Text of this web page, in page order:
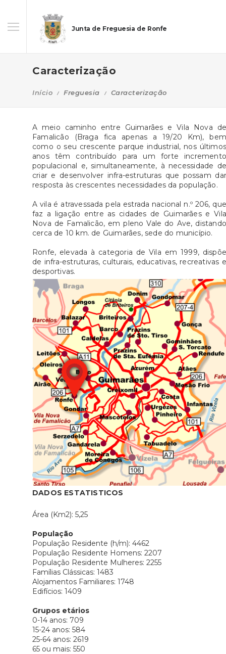
Junta de Freguesia de Ronfe
Caracterização
Início Freguesia Caracterização
A meio caminho entre Guimarães e Vila Nova de
Famalicão (Braga fica apenas a 19/20 Km), bem
como o seu crescente parque industrial, nos últimos
anos têm contribuído para um forte incremento
populacional e, simultaneamente, à necessidade de
criar e desenvolver infra-estruturas que possam dar
resposta às crescentes necessidades da população.
A vila é atravessada pela estrada nacional n.º 206, que
faz a ligação entre as cidades de Guimarães e Vila
Nova de Famalicão, em pleno Vale do Ave, distando
cerca de 10 km. de Guimarães, sede do município.
Ronfe, elevada à categoria de Vila em 1999, dispõe
de infra-estruturas, culturais, educativas, recreativas e
desportivas.
DADOS ESTATISTICOS
Área (Km2): 5,25
População
População Residente (h/m): 4462
População Residente Homens: 2207
População Residente Mulheres: 2255
Famílias Clássicas: 1483
Alojamentos Familiares: 1748
Edifícios: 1409
Grupos etários
0-14 anos: 709
15-24 anos: 584
25-64 anos: 2619
65 ou mais: 550